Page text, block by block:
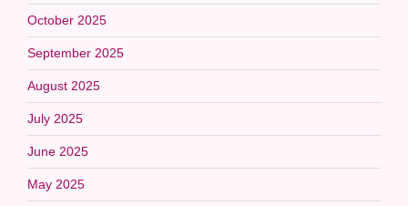
October 2025
September 2025
August 2025
July 2025
June 2025
May 2025